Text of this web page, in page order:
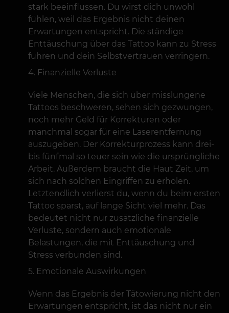
stark beeinflussen. Du wirst dich unwohl
fühlen, weil das Ergebnis nicht deinen
Erwartungen entspricht. Die ständige
Enttäuschung über das Tattoo kann zu Stress
führen und dein Selbstvertrauen verringern.
Finanzielle Verluste
Viele Menschen, die sich über misslungene
Tattoos beschweren, sehen sich gezwungen,
noch mehr Geld für Korrekturen oder
manchmal sogar für eine Laserentfernung
auszugeben. Der Korrekturprozess kann drei-
bis fünfmal so teuer sein wie die ursprüngliche
Arbeit. Außerdem braucht die Haut Zeit, um
sich nach solchen Eingriffen zu erholen.
Letztendlich verlierst du, wenn du beim ersten
Tattoo sparst, auf lange Sicht viel mehr. Das
bedeutet nicht nur zusätzliche finanzielle
Verluste, sondern auch emotionale
Belastungen, die mit Enttäuschung und
Stress verbunden sind.
Emotionale Auswirkungen
Wenn das Ergebnis der Tätowierung nicht den
Erwartungen entspricht, ist das nicht nur ein